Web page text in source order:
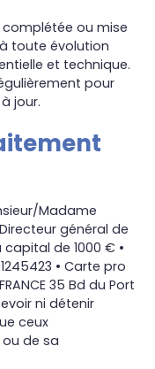
ou mise
toute évolution
et technique.
pour
jour.
Madame
général de
capital de 1000 € •
• Carte pro
35 Bd du Port
ni détenir
ceux
de sa